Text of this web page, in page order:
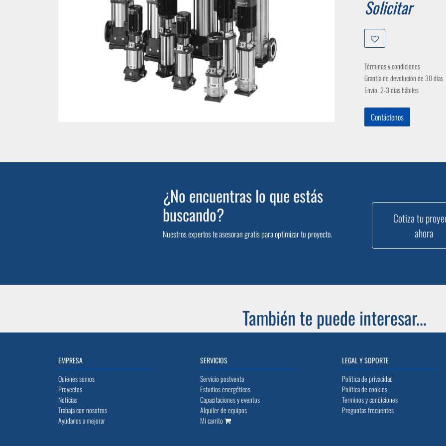
Solicitar
Términos y condiciones
Grantía de devolución de 30 días
Envío: 2-3 días hábiles
Contáctenos
¿No encuentras lo que estás
buscando?
Nuestros expertos te asesoran gratis para optimizar tu proyecto.
Cotiza tu
ahora
También te puede interesar...
EMPRESA
Quienes somos
Proyectos
Noticias
Trabaja con nosotros
Ayúdanos a mejorar
SERVICIOS
Servicio postventa
Estudios energéticos
Capacitaciones y eventos
Alquiler de equipos
Mi carrito
LEGAL Y SOPORTE
Política de privacidad
Política de cookies
Terminos y condiciones
Preguntas frecuentes